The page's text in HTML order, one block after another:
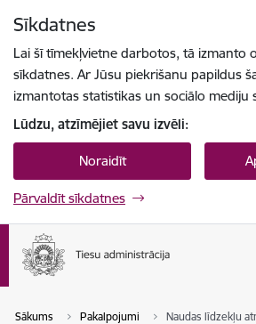
Sīkdatnes
Lai šī tīmekļvietne darbotos, tā izmanto
sīkdatnes. Ar Jūsu piekrišanu papildus
izmantotas statistikas un sociālo mediju
Lūdzu, atzīmējiet savu izvēli:
Noraidīt
Pārvaldīt sīkdatnes
Sākums Pakalpojumi Naudas līdzekļu